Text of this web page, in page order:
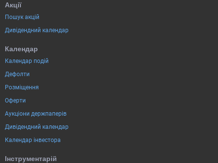
Акції
Пошук акцій
Дивідендний календар
Календар
Календар подій
Дефолти
Розміщення
Оферти
Аукціони держпаперів
Дивідендний календар
Календар інвестора
Інструментарій